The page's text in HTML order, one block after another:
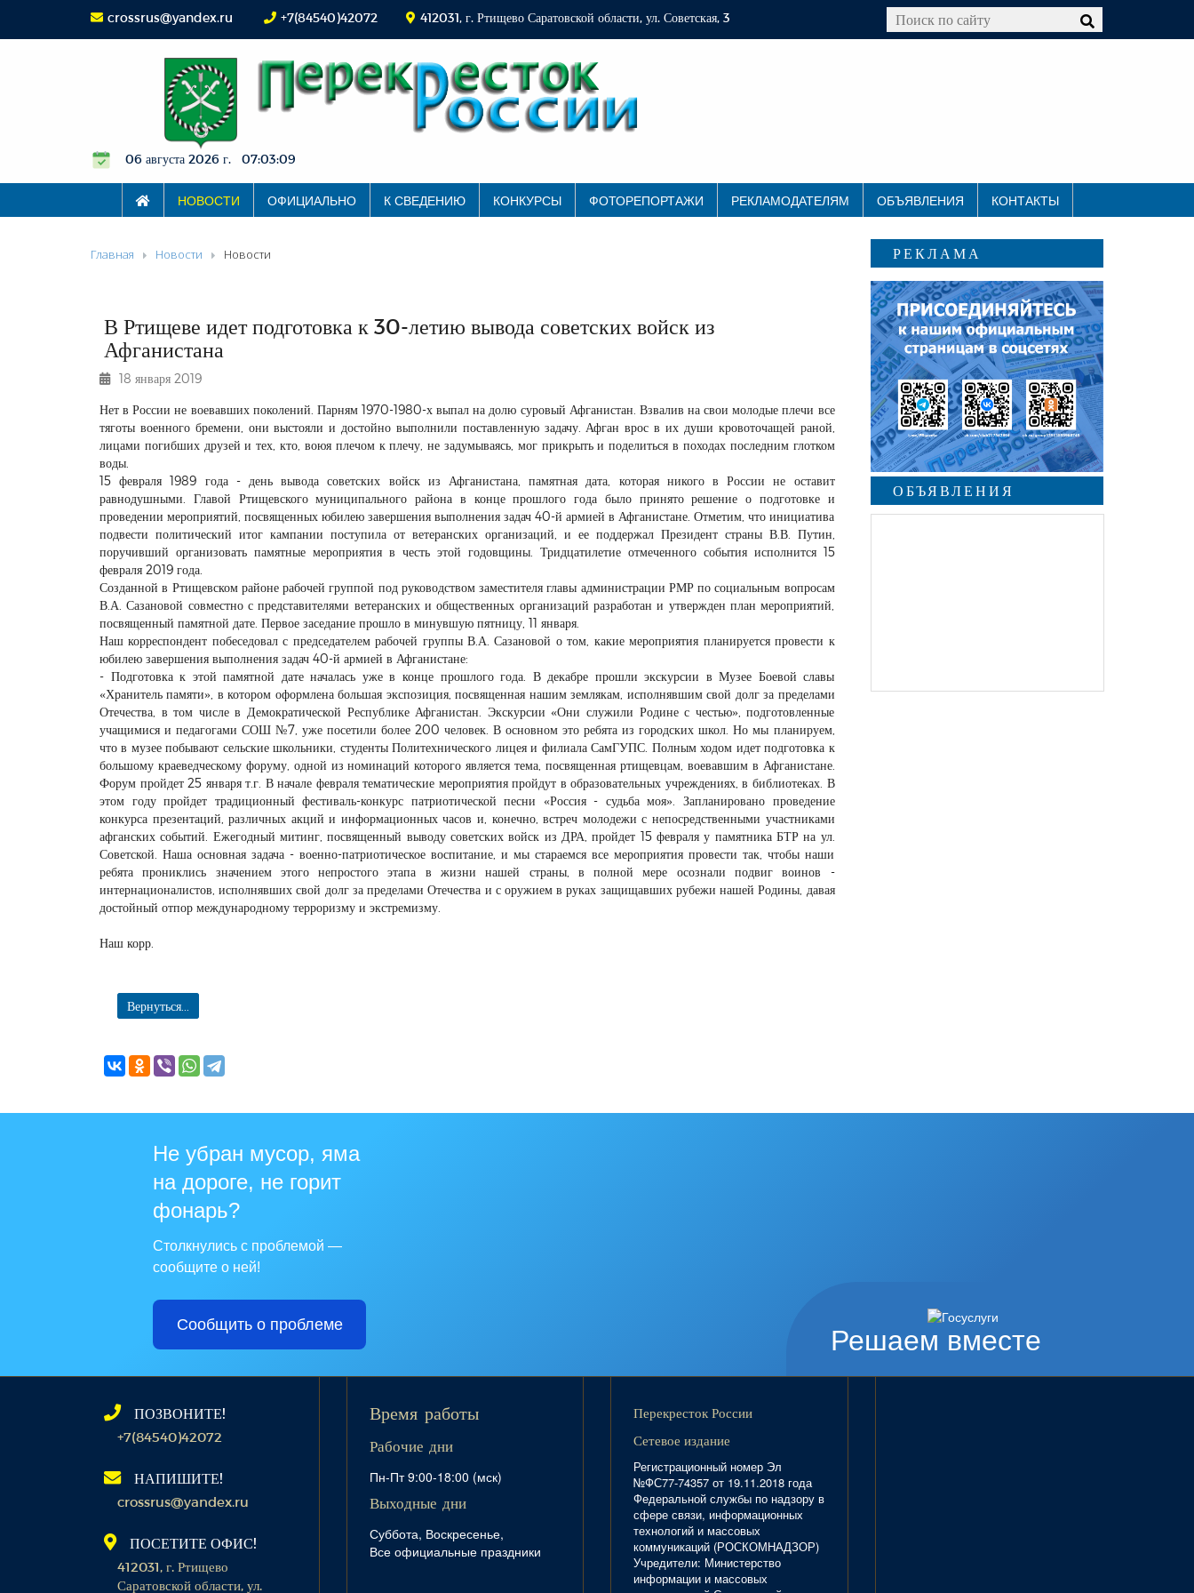
crossrus@yandex.ru +7(84540)42072 412031, г. Ртищево Саратовской области, ул. Советская, 3
06 августа 2026 г. 07:03:09
НОВОСТИ ОФИЦИАЛЬНО К СВЕДЕНИЮ КОНКУРСЫ ФОТОРЕПОРТАЖИ РЕКЛАМОДАТЕЛЯМ ОБЪЯВЛЕНИЯ КОНТАКТЫ
Главная Новости Новости
В Ртищеве идет подготовка к 30-летию вывода советских войск из
Афганистана
18 января 2019
Нет в России не воевавших поколений. Парням 1970-1980-х выпал на долю суровый Афганистан. Взвалив на свои молодые плечи все
тяготы военного бремени, они выстояли и достойно выполнили поставленную задачу. Афган врос в их души кровоточащей раной,
лицами погибших друзей и тех, кто, воюя плечом к плечу, не задумываясь, мог прикрыть и поделиться в походах последним глотком
воды.
15 февраля 1989 года - день вывода советских войск из Афганистана, памятная дата, которая никого в России не оставит
равнодушными. Главой Ртищевского муниципального района в конце прошлого года было принято решение о подготовке и
проведении мероприятий, посвященных юбилею завершения выполнения задач 40-й армией в Афганистане. Отметим, что инициатива
подвести политический итог кампании поступила от ветеранских организаций, и ее поддержал Президент страны В.В. Путин,
поручивший организовать памятные мероприятия в честь этой годовщины. Тридцатилетие отмеченного события исполнится 15
февраля 2019 года.
Созданной в Ртищевском районе рабочей группой под руководством заместителя главы администрации РМР по социальным вопросам
В.А. Сазановой совместно с представителями ветеранских и общественных организаций разработан и утвержден план мероприятий,
посвященный памятной дате. Первое заседание прошло в минувшую пятницу, 11 января.
Наш корреспондент побеседовал с председателем рабочей группы В.А. Сазановой о том, какие мероприятия планируется провести к
юбилею завершения выполнения задач 40-й армией в Афганистане:
- Подготовка к этой памятной дате началась уже в конце прошлого года. В декабре прошли экскурсии в Музее Боевой славы
«Хранитель памяти», в котором оформлена большая экспозиция, посвященная нашим землякам, исполнявшим свой долг за пределами
Отечества, в том числе в Демократической Республике Афганистан. Экскурсии «Они служили Родине с честью», подготовленные
учащимися и педагогами СОШ №7, уже посетили более 200 человек. В основном это ребята из городских школ. Но мы планируем,
что в музее побывают сельские школьники, студенты Политехнического лицея и филиала СамГУПС. Полным ходом идет подготовка к
большому краеведческому форуму, одной из номинаций которого является тема, посвященная ртищевцам, воевавшим в Афганистане.
Форум пройдет 25 января т.г. В начале февраля тематические мероприятия пройдут в образовательных учреждениях, в библиотеках. В
этом году пройдет традиционный фестиваль-конкурс патриотической песни «Россия - судьба моя». Запланировано проведение
конкурса презентаций, различных акций и информационных часов и, конечно, встреч молодежи с непосредственными участниками
афганских событий. Ежегодный митинг, посвященный выводу советских войск из ДРА, пройдет 15 февраля у памятника БТР на ул.
Советской. Наша основная задача - военно-патриотическое воспитание, и мы стараемся все мероприятия провести так, чтобы наши
ребята прониклись значением этого непростого этапа в жизни нашей страны, в полной мере осознали подвиг воинов -
интернационалистов, исполнявших свой долг за пределами Отечества и с оружием в руках защищавших рубежи нашей Родины, давая
достойный отпор международному терроризму и экстремизму.
Наш корр.
Вернуться...
РЕКЛАМА
ОБЪЯВЛЕНИЯ
Решаем вместе
Не убран мусор, яма
на дороге, не горит
фонарь?
Столкнулись с проблемой —
сообщите о ней!
Сообщить о проблеме
ПОЗВОНИТЕ!
+7(84540)42072
НАПИШИТЕ!
crossrus@yandex.ru
ПОСЕТИТЕ ОФИС!
412031, г. Ртищево
Саратовской области, ул.
Время работы
Рабочие дни
Пн-Пт 9:00-18:00 (мск)
Выходные дни
Суббота, Воскресенье,
Все официальные праздники
Перекресток России
Сетевое издание
Регистрационный номер Эл
№ФС77-74357 от 19.11.2018 года
Федеральной службы по надзору в
сфере связи, информационных
технологий и массовых
коммуникаций (РОСКОМНАДЗОР)
Учредители: Министерство
информации и массовых